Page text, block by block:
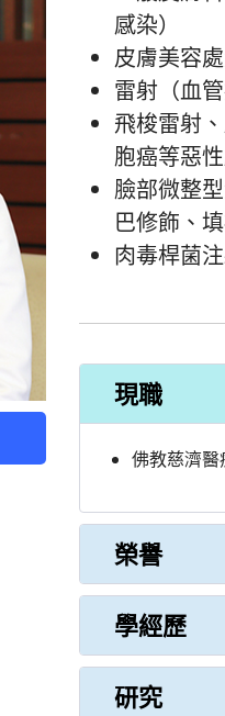
感染）
皮膚美容
雷射（血管
飛梭雷射
胞癌等惡性
臉部微整
巴修飾、填
肉毒桿菌
現職
佛教慈濟
榮譽
學經歷
研究